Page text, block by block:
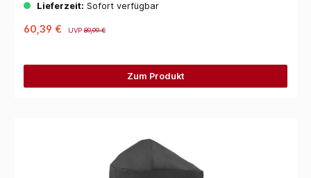
Lieferzeit: Sofort verfügbar
60,39 € UVP89,99 €
Zum Produkt